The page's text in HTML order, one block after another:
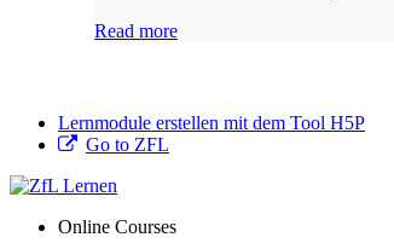
Read more
Lernmodule erstellen mit dem Tool H5P
Go to ZFL
Online Courses